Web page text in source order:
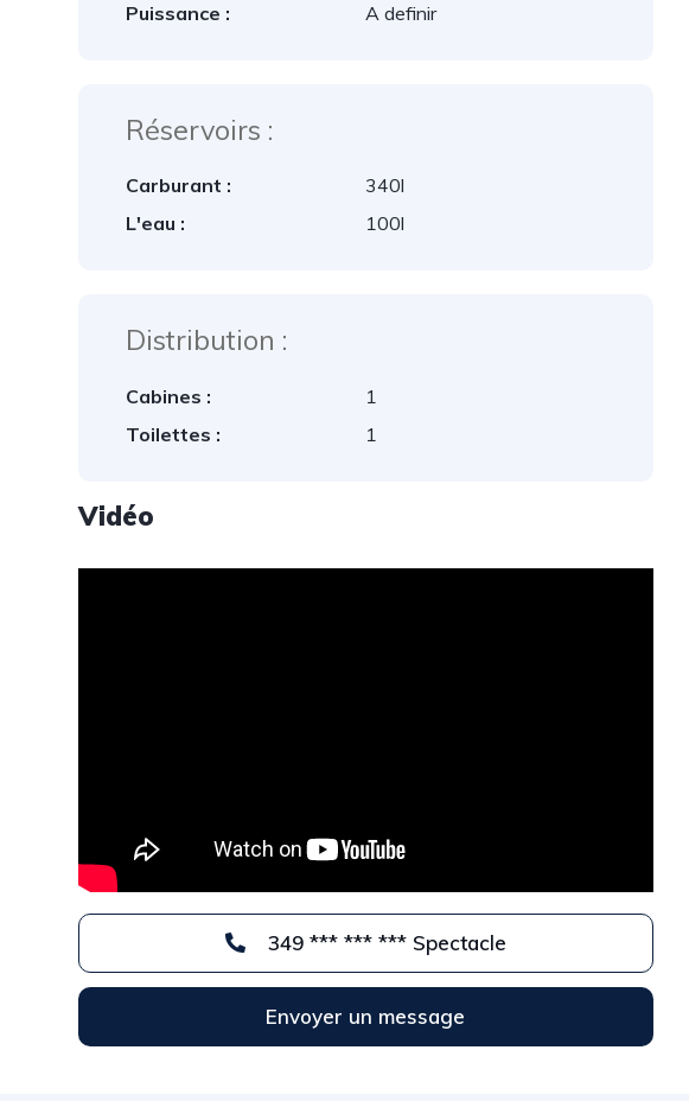
Puissance :
A definir
Réservoirs :
Carburant :
340l
L'eau :
100l
Distribution :
Cabines :
1
Toilettes :
1
Vidéo
349 *** *** *** Spectacle
Envoyer un message